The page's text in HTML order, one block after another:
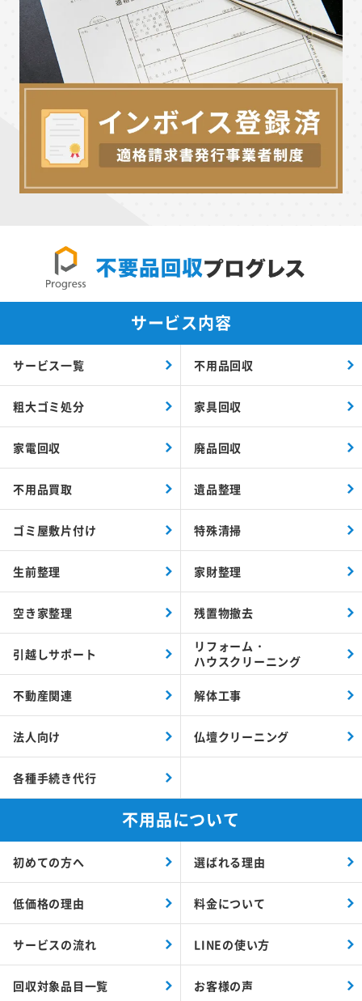
サービス内容
サービス一覧 不用品回収
粗大ゴミ処分 家具回収
家電回収 廃品回収
不用品買取 遺品整理
ゴミ屋敷片付け 特殊清掃
生前整理 家財整理
空き家整理 残置物撤去
引越しサポート
リフォーム・
ハウスクリーニング
不動産関連 解体工事
法人向け 仏壇クリーニング
各種手続き代行
不用品について
初めての方へ 選ばれる理由
低価格の理由 料金について
サービスの流れ LINEの使い方
回収対象品目一覧 お客様の声